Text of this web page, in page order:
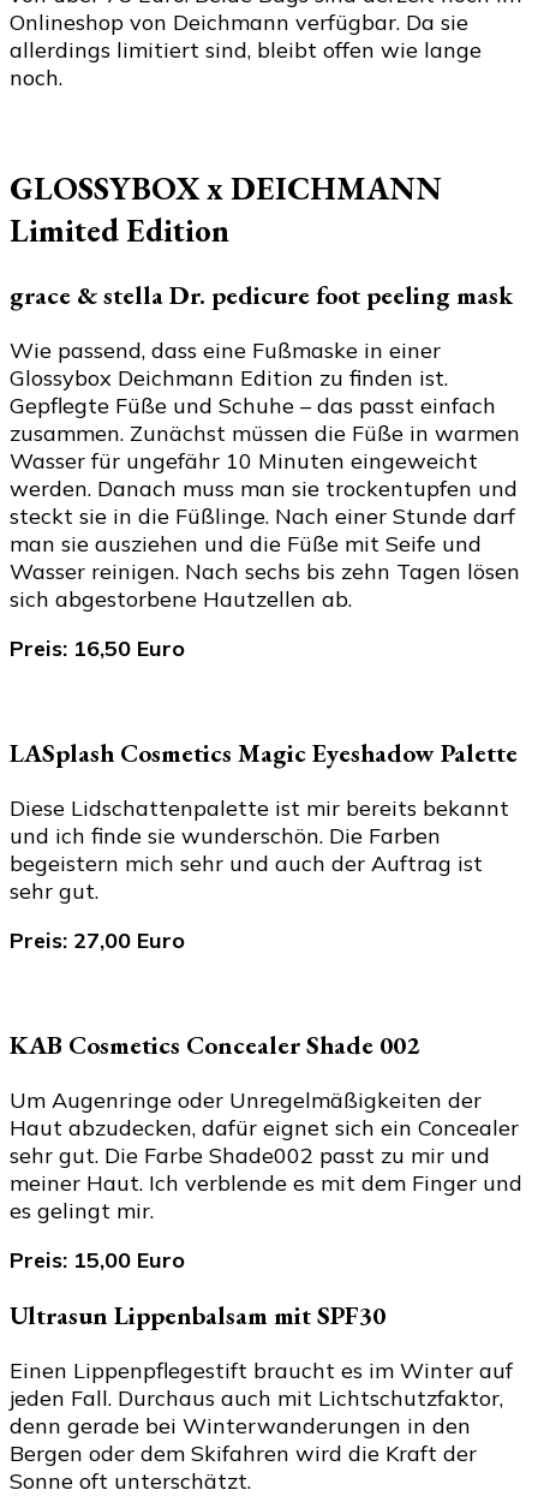
Onlineshop von Deichmann verfügbar. Da sie
allerdings limitiert sind, bleibt offen wie lange
noch.
GLOSSYBOX x DEICHMANN
Limited Edition
grace & stella Dr. pedicure foot peeling mask
Wie passend, dass eine Fußmaske in einer
Glossybox Deichmann Edition zu finden ist.
Gepflegte Füße und Schuhe – das passt einfach
zusammen. Zunächst müssen die Füße in warmen
Wasser für ungefähr 10 Minuten eingeweicht
werden. Danach muss man sie trockentupfen und
steckt sie in die Füßlinge. Nach einer Stunde darf
man sie ausziehen und die Füße mit Seife und
Wasser reinigen. Nach sechs bis zehn Tagen lösen
sich abgestorbene Hautzellen ab.
Preis: 16,50 Euro
LASplash Cosmetics Magic Eyeshadow Palette
Diese Lidschattenpalette ist mir bereits bekannt
und ich finde sie wunderschön. Die Farben
begeistern mich sehr und auch der Auftrag ist
sehr gut.
Preis: 27,00 Euro
KAB Cosmetics Concealer Shade 002
Um Augenringe oder Unregelmäßigkeiten der
Haut abzudecken, dafür eignet sich ein Concealer
sehr gut. Die Farbe Shade002 passt zu mir und
meiner Haut. Ich verblende es mit dem Finger und
es gelingt mir.
Preis: 15,00 Euro
Ultrasun Lippenbalsam mit SPF30
Einen Lippenpflegestift braucht es im Winter auf
jeden Fall. Durchaus auch mit Lichtschutzfaktor,
denn gerade bei Winterwanderungen in den
Bergen oder dem Skifahren wird die Kraft der
Sonne oft unterschätzt.